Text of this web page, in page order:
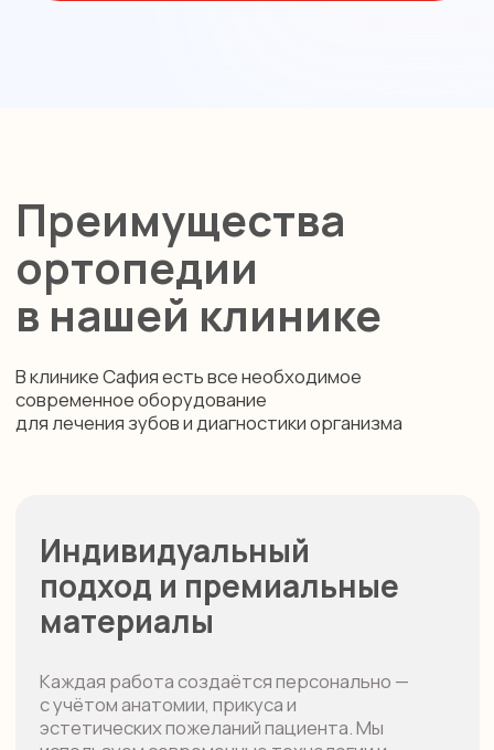
Каждая работа создаётся персонально —
с учётом анатомии, прикуса и
эстетических пожеланий пациента. Мы
используем современные технологии и
материалы, которые максимально точно
повторяют структуру и оттенок
натуральных зубов.
Лечение строится по индивидуальному
плану, без шаблонных решений. Вы
заранее знаете объём работ и итоговую
и неожиданных расходов
и фиксированная
стоимость
Связаться с клиникой